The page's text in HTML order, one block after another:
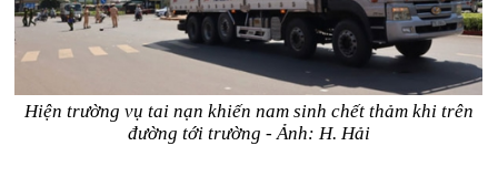
Hiện trường vụ tai nạn khiến nam sinh chết thảm khi trên
đường tới trường - Ảnh: H. Hải